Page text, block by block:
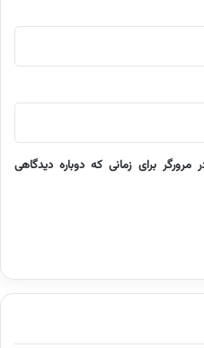
برای زمانی که دوباره دیدگاهی